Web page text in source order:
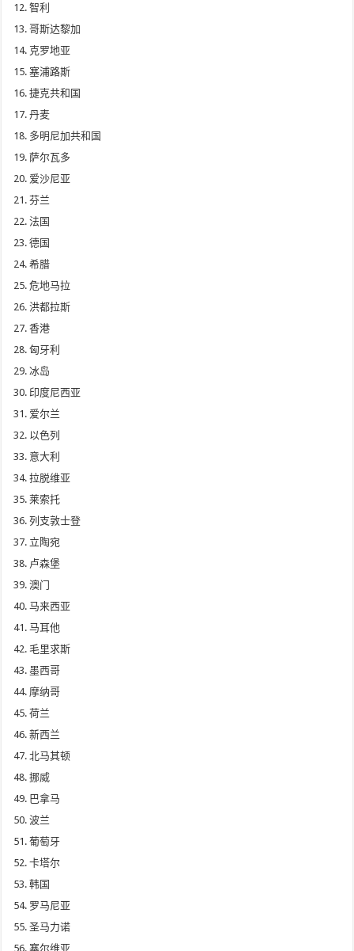
智利
哥斯达黎加
克罗地亚
塞浦路斯
捷克共和国
丹麦
多明尼加共和国
萨尔瓦多
爱沙尼亚
芬兰
法国
德国
希腊
危地马拉
洪都拉斯
香港
匈牙利
冰岛
印度尼西亚
爱尔兰
以色列
意大利
拉脱维亚
莱索托
列支敦士登
立陶宛
卢森堡
澳门
马来西亚
马耳他
毛里求斯
墨西哥
摩纳哥
荷兰
新西兰
北马其顿
挪威
巴拿马
波兰
葡萄牙
卡塔尔
韩国
罗马尼亚
圣马力诺
塞尔维亚